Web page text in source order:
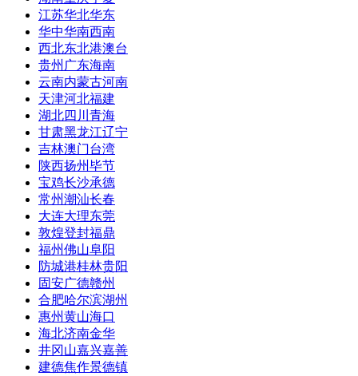
江苏华北华东
华中华南西南
西北东北港澳台
贵州 广东海南
云南内蒙古河南
天津河北福建
湖北四川 青海
甘肃黑龙江辽宁
吉林澳门台湾
陕西扬州毕节
宝鸡长沙承德
常州潮汕长春
大连大理东莞
敦煌登封福鼎
福州佛山阜阳
防城港桂林贵阳
固安广德赣州
合肥哈尔滨湖州
惠州黄山海口
海北济南金华
井冈山嘉兴嘉善
建德焦作景德镇